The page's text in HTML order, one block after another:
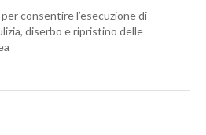
consentire l’esecuzione di
diserbo e ripristino delle